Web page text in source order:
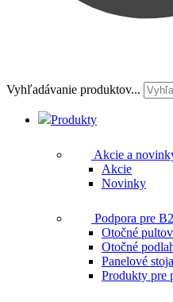
Vyhľadávanie produktov...
Produkty
Akcie a
Akcie
Novinky
Podpora pre
Otočné
Otočné
Panelové
Produkty pre